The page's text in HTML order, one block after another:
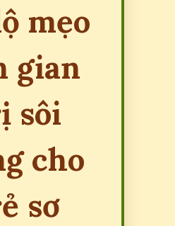
mẹo
gian
sôi
cho
sơ